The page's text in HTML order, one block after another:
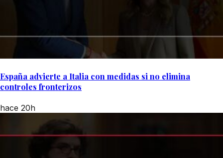
España advierte a Italia con medidas si no elimina
controles fronterizos
hace 20h